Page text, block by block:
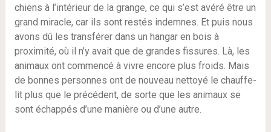
chiens à l’intérieur de la grange, ce qui s’est avéré être un
grand miracle, car ils sont restés indemnes. Et puis nous
avons dû les transférer dans un hangar en bois à
proximité, où il n’y avait que de grandes fissures. Là, les
animaux ont commencé à vivre encore plus froids. Mais
de bonnes personnes ont de nouveau nettoyé le chauffe-
lit plus que le précédent, de sorte que les animaux se
sont échappés d’une manière ou d’une autre.